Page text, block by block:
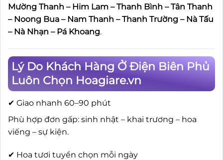
Mường Thanh – Him Lam – Thanh Bình – Tân Thanh
– Noong Bua – Nam Thanh – Thanh Trường – Nà Tấu
– Nà Nhạn – Pá Khoang.
Lý Do Khách Hàng Ở Điện Biên Phủ
Luôn Chọn Hoagiare.vn
✔ Giao nhanh 60–90 phút
Phù hợp đơn gấp: sinh nhật – khai trương – hoa
viếng – sự kiện.
✔ Hoa tươi tuyển chọn mỗi ngày